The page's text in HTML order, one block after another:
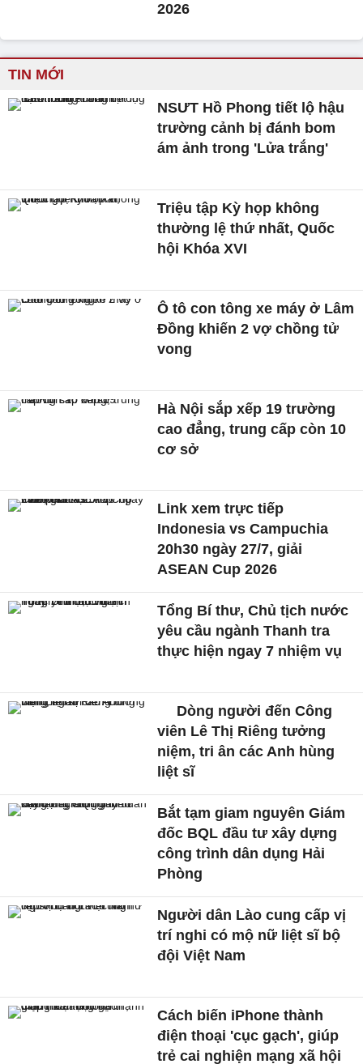
2026
TIN MỚI
NSƯT Hồ Phong tiết lộ hậu
trường cảnh bị đánh bom
ám ảnh trong 'Lửa trắng'
Triệu tập Kỳ họp không
thường lệ thứ nhất, Quốc
hội Khóa XVI
Ô tô con tông xe máy ở Lâm
Đồng khiến 2 vợ chồng tử
vong
Hà Nội sắp xếp 19 trường
cao đẳng, trung cấp còn 10
cơ sở
Link xem trực tiếp
Indonesia vs Campuchia
20h30 ngày 27/7, giải
ASEAN Cup 2026
Tổng Bí thư, Chủ tịch nước
yêu cầu ngành Thanh tra
thực hiện ngay 7 nhiệm vụ
Dòng người đến Công
viên Lê Thị Riêng tưởng
niệm, tri ân các Anh hùng
liệt sĩ
Bắt tạm giam nguyên Giám
đốc BQL đầu tư xây dựng
công trình dân dụng Hải
Phòng
Người dân Lào cung cấp vị
trí nghi có mộ nữ liệt sĩ bộ
đội Việt Nam
Cách biến iPhone thành
điện thoại 'cục gạch', giúp
trẻ cai nghiện mạng xã hội